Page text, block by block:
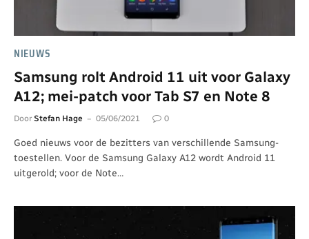
NIEUWS
Samsung rolt Android 11 uit voor Galaxy
A12; mei-patch voor Tab S7 en Note 8
Door Stefan Hage 05/06/2021 0
Goed nieuws voor de bezitters van verschillende Samsung-
toestellen. Voor de Samsung Galaxy A12 wordt Android 11
uitgerold; voor de Note…